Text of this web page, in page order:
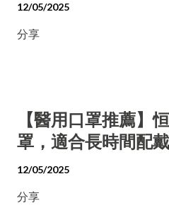
12/05/2025
分享
【醫用口罩推薦】
罩，適合長時間配戴
12/05/2025
分享